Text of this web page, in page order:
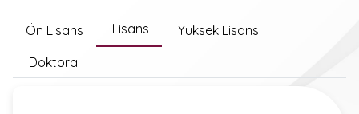
Ön Lisans Lisans Yüksek Lisans
Doktora